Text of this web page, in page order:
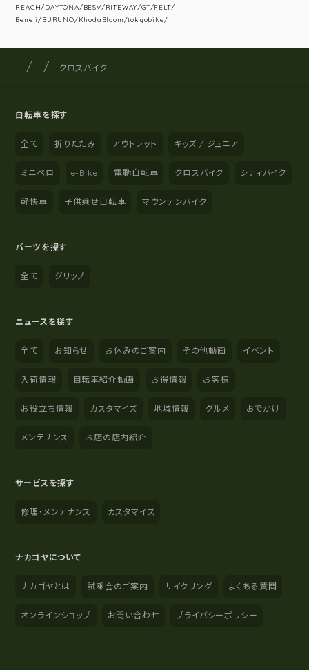
REACH/DAYTONA/BESV/RITEWAY/GT/FELT/
Beneli/BURUNO/KhodaBloom/tokyobike/
サイト内の現在地
サイクルショップナカゴヤ
クロスバイク
自転車を探す
全て 折りたたみ アウトレット キッズ / ジュニア
ミニベロ e-Bike 電動自転車 クロスバイク シティバイク
軽快車 子供乗せ自転車 マウンテンバイク
パーツを探す
全て グリップ
ニュースを探す
全て お知らせ お休みのご案内 その他動画 イベント
入荷情報 自転車紹介動画 お得情報 お客様
お役立ち情報 カスタマイズ 地域情報 グルメ おでかけ
メンテナンス お店の店内紹介
サービスを探す
修理・メンテナンス カスタマイズ
ナカゴヤについて
ナカゴヤとは 試乗会のご案内 サイクリング よくある質問
オンラインショップ お問い合わせ プライバシーポリシー